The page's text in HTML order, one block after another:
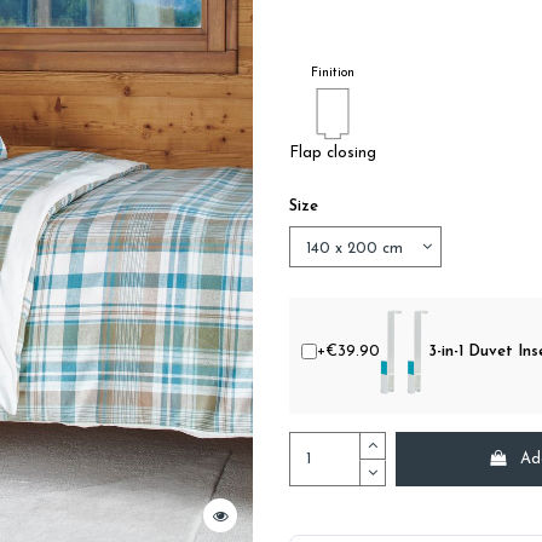
Finition
Flap closing
Size
+€39.90 3-in-1 Duvet